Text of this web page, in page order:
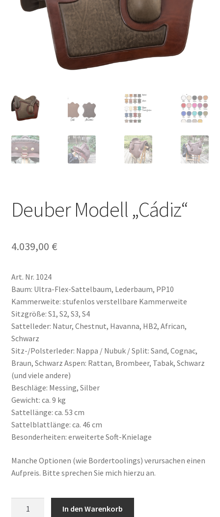
Deuber Modell „Cádiz“
4.039,00 €
Art. Nr. 1024
Baum: Ultra-Flex-Sattelbaum, Lederbaum, PP10
Kammerweite: stufenlos verstellbare Kammerweite
Sitzgröße: S1, S2, S3, S4
Sattelleder: Natur, Chestnut, Havanna, HB2, African,
Schwarz
Sitz-/Polsterleder: Nappa / Nubuk / Split: Sand, Cognac,
Braun, Schwarz Aspen: Rattan, Brombeer, Tabak, Schwarz
(und viele andere)
Beschläge: Messing, Silber
Gewicht: ca. 9 kg
Sattellänge: ca. 53 cm
Sattelblattlänge: ca. 46 cm
Besonderheiten: erweiterte Soft-Knielage
Manche Optionen (wie Bordertoolings) verursachen einen
Aufpreis. Bitte sprechen Sie mich hierzu an.
In den Warenkorb